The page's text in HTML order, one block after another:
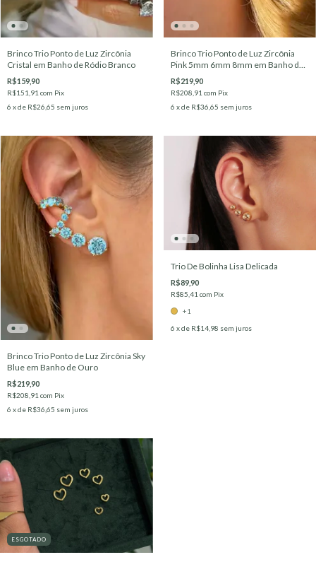
Brinco Trio Ponto de Luz Zircônia
Cristal em Banho de Ródio Branco
R$159,90
R$151,91 com Pix
6 x de R$26,65 sem juros
Brinco Trio Ponto de Luz Zircônia
Pink 5mm 6mm 8mm em Banho de
Ouro
R$219,90
R$208,91 com Pix
6 x de R$36,65 sem juros
Brinco Trio Ponto de Luz Zircônia Sky
Blue em Banho de Ouro
R$219,90
R$208,91 com Pix
6 x de R$36,65 sem juros
Trio De Bolinha Lisa Delicada
R$89,90
R$85,41 com Pix
+1
6 x de R$14,98 sem juros
ESGOTADO